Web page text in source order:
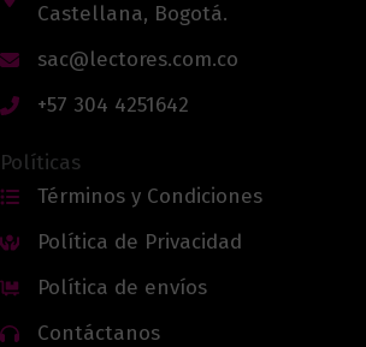
Castellana, Bogotá.
sac@lectores.com.co
+57 304 4251642
Políticas
Términos y Condiciones
Política de Privacidad
Política de envíos
Contáctanos